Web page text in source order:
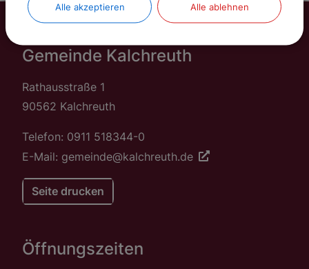
Gemeinde Kalchreuth
Rathausstraße 1
90562 Kalchreuth
Telefon: 0911 518344-0
E-Mail: gemeinde@kalchreuth.de
Seite drucken
Öffnungszeiten
Alle akzeptieren Alle ablehnen